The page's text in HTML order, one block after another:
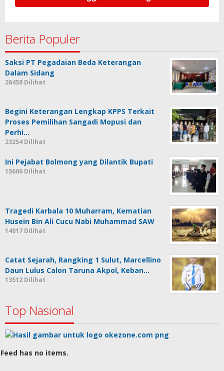
Berita Populer
Saksi PT Pegadaian Beda Keterangan
Dalam Sidang
26458 Dilihat
Begini Keterangan Lengkap KPPS Terkait
Proses Pemilihan Sangadi Mopusi dan
Perhi…
23254 Dilihat
Ini Pejabat Bolmong yang Dilantik Bupati
15606 Dilihat
Tragedi Karbala 10 Muharram, Kematian
Husein Bin Ali Cucu Nabi Muhammad SAW
14017 Dilihat
Catat Sejarah, Rangking 1 Sulut, Marcellino
Daun Lulus Calon Taruna Akpol, Keban…
13512 Dilihat
Top Nasional
Feed has no items.